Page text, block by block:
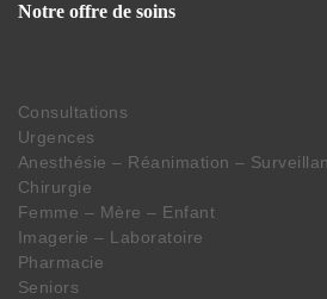
Notre offre de soins
Consultations
Urgences
Anesthésie – Réanimation –
Chirurgie
Femme – Mère – Enfant
Imagerie – Laboratoire
Pharmacie
Seniors